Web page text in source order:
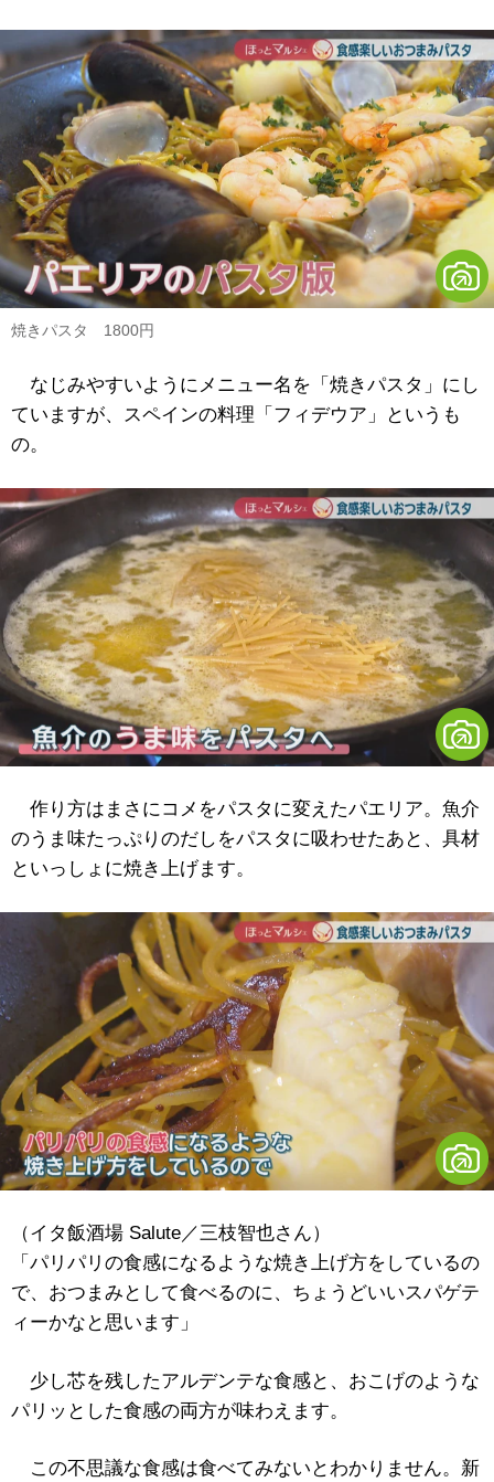
焼きパスタ 1800円
なじみやすいようにメニュー名を「焼きパスタ」にし
ていますが、スペインの料理「フィデウア」というも
の。
作り方はまさにコメをパスタに変えたパエリア。魚介
のうま味たっぷりのだしをパスタに吸わせたあと、具材
といっしょに焼き上げます。
（イタ飯酒場 Salute／三枝智也さん）
「パリパリの食感になるような焼き上げ方をしているの
で、おつまみとして食べるのに、ちょうどいいスパゲテ
ィーかなと思います」
少し芯を残したアルデンテな食感と、おこげのような
パリッとした食感の両方が味わえます。
この不思議な食感は食べてみないとわかりません。新